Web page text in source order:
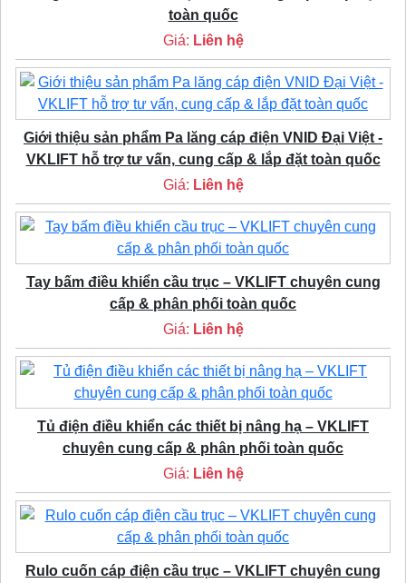
toàn quốc
Giá: Liên hệ
Giới thiệu sản phẩm Pa lăng cáp điện VNID Đại Việt -
VKLIFT hỗ trợ tư vấn, cung cấp & lắp đặt toàn quốc
Giá: Liên hệ
Tay bấm điều khiển cầu trục – VKLIFT chuyên cung
cấp & phân phối toàn quốc
Giá: Liên hệ
Tủ điện điều khiển các thiết bị nâng hạ – VKLIFT
chuyên cung cấp & phân phối toàn quốc
Giá: Liên hệ
Rulo cuốn cáp điện cầu trục – VKLIFT chuyên cung